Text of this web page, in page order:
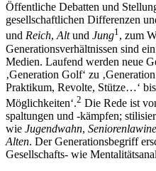
Öffentliche Debatten und
gesellschaftlichen Differenzen
und Reich,Altund Jung1, zum
Generationsverhältnissen sind
Medien. Laufend werden neue
‚Generation Golf‘ zu
Praktikum, Revolte, Stütze…‘
Möglichkeiten‘.2 Die Rede ist
spaltungen und -kämpfen;
wie Jugendwahn,
Alten. Der Generationsbegriff
Gesellschafts- wie